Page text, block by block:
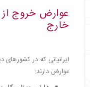
عوارض خروج از
خارج
ایرانیانی که در کشورهای
عوارض دارند: